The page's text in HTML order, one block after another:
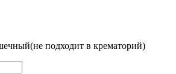
подходит в крематорий)